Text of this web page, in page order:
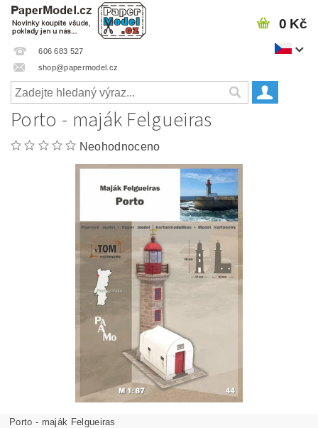
606 683 527
shop@papermodel.cz
0 Kč
Porto - maják Felgueiras
Neohodnoceno
Porto - maják Felgueiras